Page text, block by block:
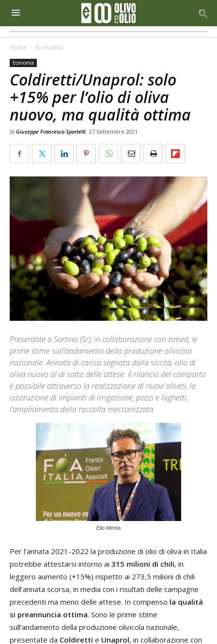
Home Economia
Economia
Coldiretti/Unaprol: solo
+15% per l’olio di oliva
nuovo, ma qualità ottima
Di Giuseppe Francesco Sportelli 27 Settembre 2021
Presentate a Sortino (Sr), in collaborazione con Ismea, le
prime stime sull’andamento della produzione olivicola
nazionale. Annata di carica segnata dalla siccità, olio di
oliva nuovo al di sotto delle attese. Il rilancio del comparto
è possibile attraverso la realizzazione di nuovi oliveti, la
costruzione di impianti di irrigazione, pozzi e laghetti,
l’ampliamento della raccolta meccanizzata
Elio Menta
Per l’annata 2021-2022 la produzione di olio di oliva in Italia
potrebbe attestarsi intorno ai 315 milioni di chili, in
leggero aumento (+15%) rispetto ai 273,5 milioni di chili
dell’annata scorsa, in media con i risultati delle campagne
precedenti ma meno delle attese. In compenso la qualità
si preannuncia ottima. Sono le prime stime
sull’andamento della produzione olivicola nazionale,
presentate da Coldiretti e Unaprol, in collaborazione con